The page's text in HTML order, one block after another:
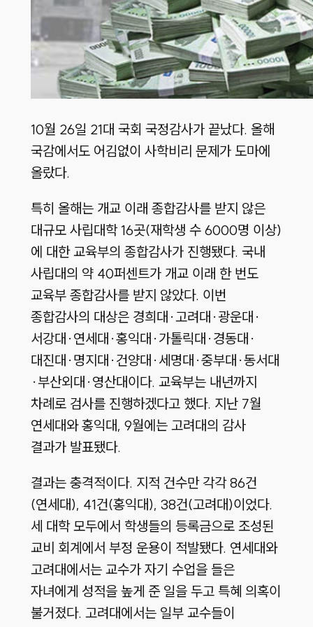
10월 26일 21대 국회 국정감사가 끝났다. 올해
국감에서도 어김없이 사학비리 문제가 도마에
올랐다.
특히 올해는 개교 이래 종합감사를 받지 않은
대규모 사립대학 16곳(재학생 수 6000명 이상)
에 대한 교육부의 종합감사가 진행됐다. 국내
사립대의 약 40퍼센트가 개교 이래 한 번도
교육부 종합감사를 받지 않았다. 이번
종합감사의 대상은 경희대·고려대·광운대·
서강대·연세대·홍익대·가톨릭대·경동대·
대진대·명지대·건양대·세명대·중부대·동서대
·부산외대·영산대이다. 교육부는 내년까지
차례로 검사를 진행하겠다고 했다. 지난 7월
연세대와 홍익대, 9월에는 고려대의 감사
결과가 발표됐다.
결과는 충격적이다. 지적 건수만 각각 86건
(연세대), 41건(홍익대), 38건(고려대)이었다.
세 대학 모두에서 학생들의 등록금으로 조성된
교비 회계에서 부정 운용이 적발됐다. 연세대와
고려대에서는 교수가 자기 수업을 들은
자녀에게 성적을 높게 준 일을 두고 특혜 의혹이
불거졌다. 고려대에서는 일부 교수들이